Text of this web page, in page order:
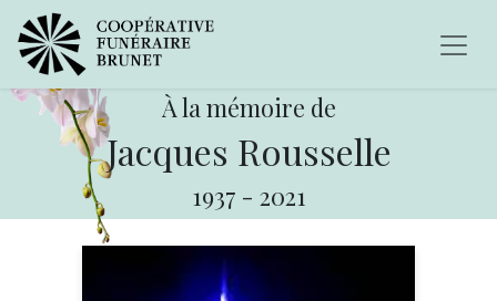
À la mémoire de
Jacques Rousselle
1937 - 2021